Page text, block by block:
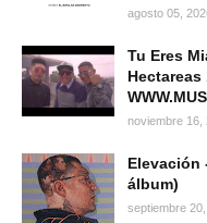
agosto 05,
Tu Eres
Hectareas
noviembre 16,
Elevación
álbum)
septiembre